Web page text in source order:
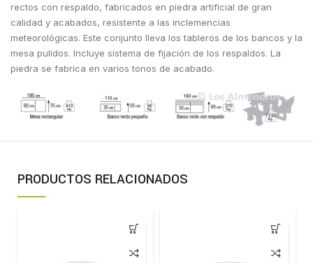
rectos con respaldo, fabricados en piedra artificial de gran
calidad y acabados, resistente a las inclemencias
meteorológicas. Este conjunto lleva los tableros de los bancos y la
mesa pulidos. Incluye sistema de fijación de los respaldos. La
piedra se fabrica en varios tonos de acabado.
PRODUCTOS RELACIONADOS